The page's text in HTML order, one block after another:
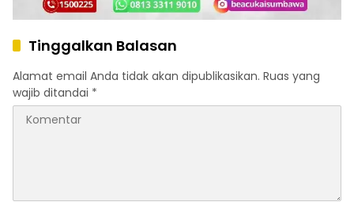
Tinggalkan Balasan
Alamat email Anda tidak akan dipublikasikan. Ruas yang
wajib ditandai *